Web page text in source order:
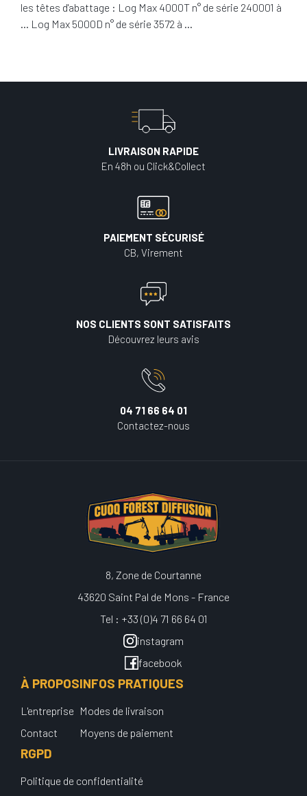
les têtes d'abattage : Log Max 4000T n° de série 240001 à
… Log Max 5000D n° de série 3572 à …
LIVRAISON RAPIDE
En 48h ou Click&Collect
PAIEMENT SÉCURISÉ
CB, Virement
NOS CLIENTS SONT SATISFAITS
Découvrez leurs avis
04 71 66 64 01
Contactez-nous
8, Zone de Courtanne
43620 Saint Pal de Mons - France
Tel : +33 (0)4 71 66 64 01
instagram
facebook
À PROPOS
L'entreprise
Contact
INFOS PRATIQUES
Modes de livraison
Moyens de paiement
RGPD
Politique de confidentialité